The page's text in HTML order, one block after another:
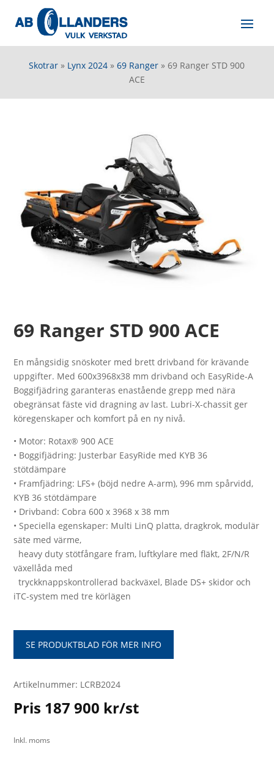
Skotrar » Lynx 2024 »69 Ranger » 69 Ranger STD 900
ACE
69 Ranger STD 900 ACE
En mångsidig snöskoter med brett drivband för krävande
uppgifter. Med 600x3968x38 mm drivband och EasyRide-A
Boggifjädring garanteras enastående grepp med nära
obegränsat fäste vid dragning av last. Lubri-X-chassit ger
köregenskaper och komfort på en ny nivå.
• Motor: Rotax® 900 ACE
• Boggifjädring: Justerbar EasyRide med KYB 36
stötdämpare
• Framfjädring: LFS+ (böjd nedre A-arm), 996 mm spårvidd,
KYB 36 stötdämpare
• Drivband: Cobra 600 x 3968 x 38 mm
• Speciella egenskaper: Multi LinQ platta, dragkrok, modulär
säte med värme,
heavy duty stötfångare fram, luftkylare med fläkt, 2F/N/R
växellåda med
tryckknappskontrollerad backväxel, Blade DS+ skidor och
iTC-system med tre körlägen
SE PRODUKTBLAD FÖR MER INFO
Artikelnummer: LCRB2024
Pris 187 900 kr/st
Inkl. moms